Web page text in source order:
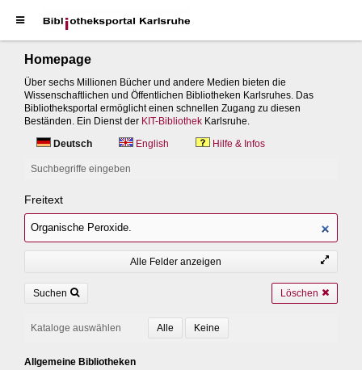
Homepage
Über sechs Millionen Bücher und andere Medien bieten die
Wissenschaftlichen und Öffentlichen Bibliotheken Karlsruhes. Das
Bibliotheksportal ermöglicht einen schnellen Zugang zu diesen
Beständen. Ein Dienst der KIT-Bibliothek Karlsruhe.
Deutsch
English Hilfe & Infos
Suchbegriffe eingeben
Freitext
Alle Felder anzeigen
Suchen Löschen
Kataloge auswählen
Allgemeine Bibliotheken